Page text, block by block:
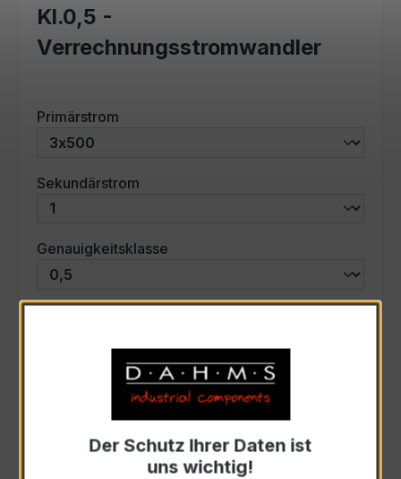
Kl.0,5 -
Verrechnungsstromwandler
Primärstrom
Sekundärstrom
Genauigkeitsklasse
Auswahl zurücksetzen
Art. Nr.:57765
Der Schutz Ihrer Daten ist
uns wichtig!